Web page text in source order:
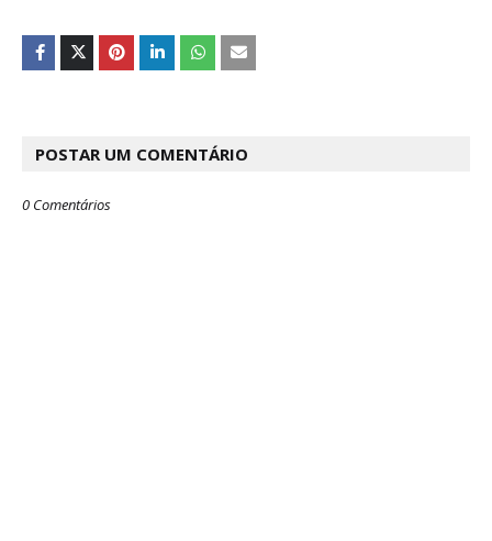
POSTAR UM COMENTÁRIO
0 Comentários